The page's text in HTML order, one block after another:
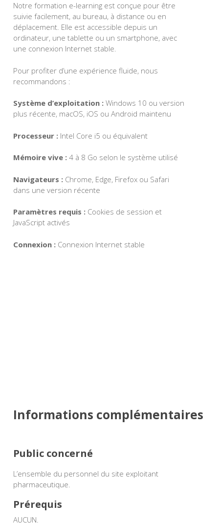
Notre formation e-learning est conçue pour être
suivie facilement, au bureau, à distance ou en
déplacement. Elle est accessible depuis un
ordinateur, une tablette ou un smartphone, avec
une connexion Internet stable.
Pour profiter d’une expérience fluide, nous
recommandons :
Système d’exploitation : Windows 10 ou version
plus récente, macOS, iOS ou Android maintenu
Processeur : Intel Core i5 ou équivalent
Mémoire vive : 4 à 8 Go selon le système utilisé
Navigateurs : Chrome, Edge, Firefox ou Safari
dans une version récente
Paramètres requis : Cookies de session et
JavaScript activés
Connexion : Connexion Internet stable
Informations complémentaires
Public concerné
L’ensemble du personnel du site exploitant
pharmaceutique.
Prérequis
AUCUN.